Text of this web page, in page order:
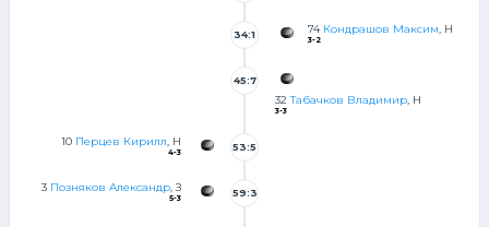
74 Кондрашов Максим, Н
3-2
34:1
32Табачков Владимир, Н
3-3
45:7
10 Перцев Кирилл, Н
4-3 53:5
3 Позняков Александр, З
5-3 59:3